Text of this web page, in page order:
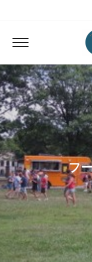
Skip to header right
Menu
フ